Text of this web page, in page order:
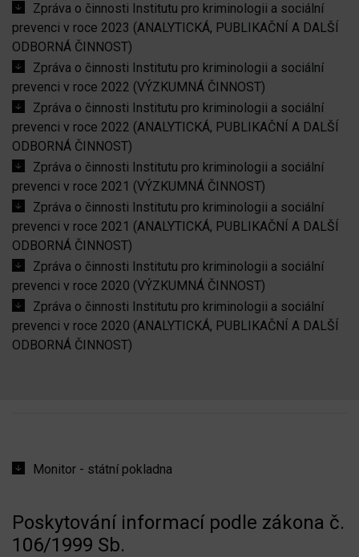
Zpráva o činnosti Institutu pro kriminologii a sociální
prevenci v roce 2023 (ANALYTICKÁ, PUBLIKAČNÍ A DALŠÍ
ODBORNÁ ČINNOST)
Zpráva o činnosti Institutu pro kriminologii a sociální
prevenci v roce 2022 (VÝZKUMNÁ ČINNOST)
Zpráva o činnosti Institutu pro kriminologii a sociální
prevenci v roce 2022 (ANALYTICKÁ, PUBLIKAČNÍ A DALŠÍ
ODBORNÁ ČINNOST)
Zpráva o činnosti Institutu pro kriminologii a sociální
prevenci v roce 2021 (VÝZKUMNÁ ČINNOST)
Zpráva o činnosti Institutu pro kriminologii a sociální
prevenci v roce 2021 (ANALYTICKÁ, PUBLIKAČNÍ A DALŠÍ
ODBORNÁ ČINNOST)
Zpráva o činnosti Institutu pro kriminologii a sociální
prevenci v roce 2020 (VÝZKUMNÁ ČINNOST)
Zpráva o činnosti Institutu pro kriminologii a sociální
prevenci v roce 2020 (ANALYTICKÁ, PUBLIKAČNÍ A DALŠÍ
ODBORNÁ ČINNOST)
Monitor - státní pokladna
Poskytování informací podle zákona č.
106/1999 Sb.